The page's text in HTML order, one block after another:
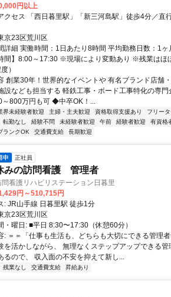
円以上
クセス 「西日暮里駅」「新三河島駅」徒歩4分／直
京23区荒川区
詳細 実働時間：1日あたり8時間 平均勤務日数：1ヶ
間】8:00～17:30 ※現場により変動あり ※残業はほ
）
創業30年！世界的なイベントや 有名ブランド店舗
設なども担当する 軽鉄工事・ボード工事特化の専
～800万円も可 ◆中卒OK！...
界未経験者歓迎 主婦・主夫歓迎 資格取得支援あり フリー
転勤なし 経験不問 未経験者歓迎 午前 経験者歓迎 有資格
ランクOK 交通費支給 長期歓迎
正社員
みの訪問看護 管理者
問看護リハビリステーション日暮里
円～510,715円
アクセス: JR山手線 日暮里駅 徒歩1分
京23区荒川区
・曜日: ■平日 8:30〜17:30（休憩60分）
: ＝＝「仕事も生活も、どちらも大切にできる管理
を活かしながら、 無理なくステップアップできる
るので、 収入面の不安を抑えて新し...
残業なし 交通費支給 昇給あり